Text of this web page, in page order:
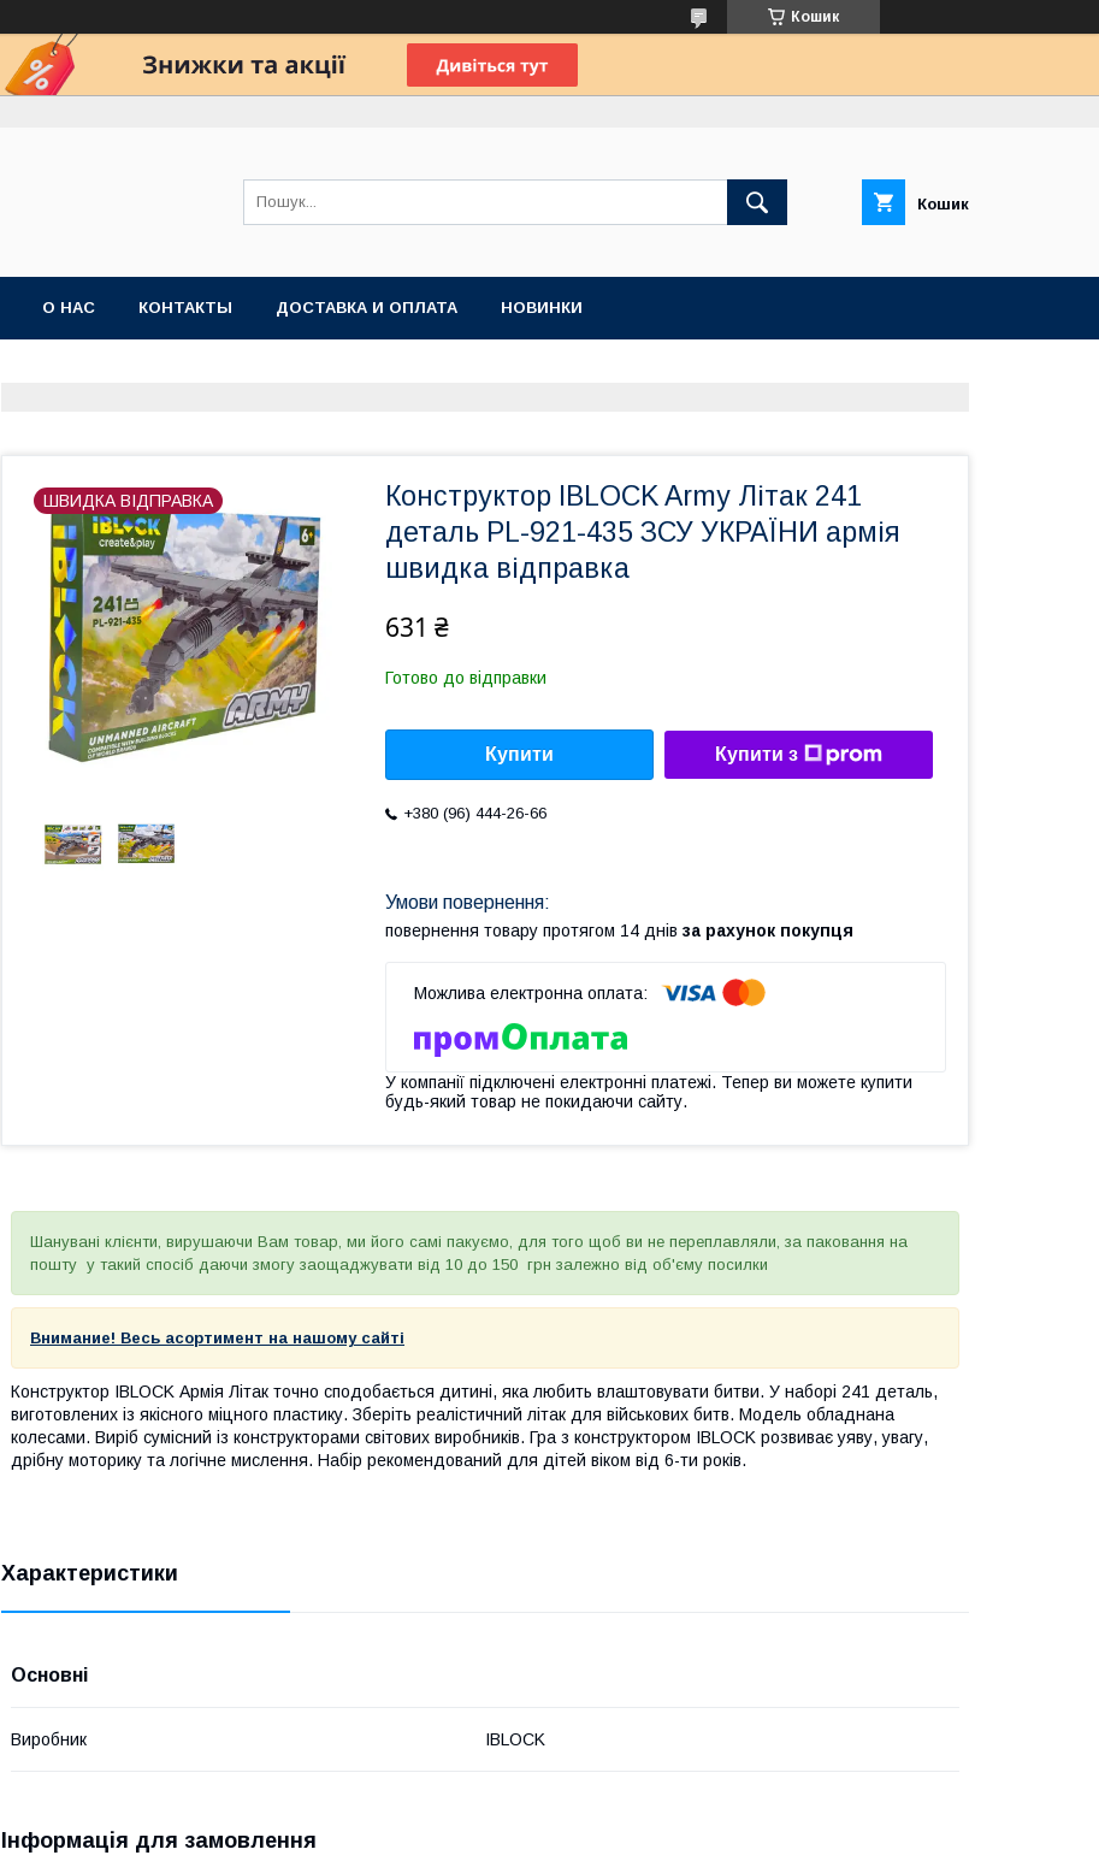
Кошик
Кошик
О НАС КОНТАКТЫ ДОСТАВКА И ОПЛАТА НОВИНКИ
ШВИДКА ВІДПРАВКА
Конструктор IBLOCK Army Літак 241
деталь PL-921-435 ЗСУ УКРАЇНИ армія
швидка відправка
631 ₴
Готово до відправки
Купити Купити з
+380 (96) 444-26-66
повернення товару протягом 14 днів за рахунок покупця
У компанії підключені електронні платежі. Тепер ви можете купити
будь-який товар не покидаючи сайту.
Шанувані клієнти, вирушаючи Вам товар, ми його самі пакуємо, для того щоб ви не переплавляли, за паковання на
пошту у такий спосіб даючи змогу заощаджувати від 10 до 150 грн залежно від об'єму посилки
Внимание! Весь асортимент на нашому сайті
Конструктор IBLOCK Армія Літак точно сподобається дитині, яка любить влаштовувати битви. У наборі 241 деталь,
виготовлених із якісного міцного пластику. Зберіть реалістичний літак для військових битв. Модель обладнана
колесами. Виріб сумісний із конструкторами світових виробників. Гра з конструктором IBLOCK розвиває уяву, увагу,
дрібну моторику та логічне мислення. Набір рекомендований для дітей віком від 6-ти років.
Характеристики
Основні
Виробник IBLOCK
Інформація для замовлення